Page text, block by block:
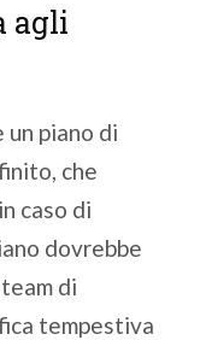
agli
piano di
che
caso di
dovrebbe
di
tempestiva